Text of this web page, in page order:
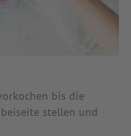
bis die
stellen und